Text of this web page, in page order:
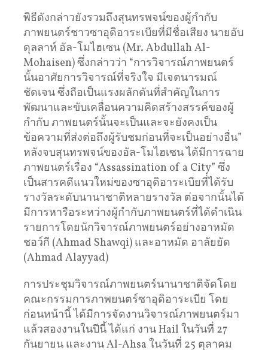
พิธีดังกล่าวยังรวมถึงสุนทรพจน์ของผู้กำกับ
ภาพยนตร์ชาวซาอุดิอาระเบียที่มีชื่อเสียง นายอับ
ดุลลาห์ อัล-โมไฮเซน (Mr. Abdullah Al-
Mohaisen) ซึ่งกล่าวว่า “การวิจารณ์ภาพยนตร์
นั้นอาศัยการวิจารณ์ที่จริงใจ มีเจตนารมณ์
ชัดเจน ซึ่งถือเป็นแรงผลักดันที่สำคัญในการ
พัฒนาและขับเคลื่อนความคิดสร้างสรรค์ของผู้
กำกับ ภาพยนตร์นั้นจะเป็นและจะยังคงเป็น
ข้อความที่ส่งต่อถึงผู้รับชมก่อนที่จะเป็นอย่างอื่น”
หลังจบสุนทรพจน์ของอัล-โมไฮเซน ได้มีการฉาย
ภาพยนตร์เรื่อง “Assassination of a City” ซึ่ง
เป็นสารคดีแนวใหม่ของซาอุดิอาระเบียที่ได้รับ
รางวัลระดับนานาชาติหลายรางวัล ต่อจากนั้นได้
มีการหารือระหว่างผู้กำกับภาพยนตร์ที่ได้ดำเนิน
รายการโดยนักวิจารณ์ภาพยนตร์อย่างอาหมัด
ชอว์กี (Ahmad Shawqi) และอาหมัด อาลัยยัด
(Ahmad Alayyad)
การประชุมวิจารณ์ภาพยนตร์นานาชาติจัดโดย
คณะกรรมการภาพยนตร์ซาอุดิอาระเบีย โดย
ก่อนหน้านี้ ได้มีการจัดงานวิจารณ์ภาพยนตร์มา
แล้วสองงานในปีนี้ ได้แก่ งาน Hail ในวันที่ 27
กันยายน และงาน Al-Ahsa ในวันที่ 25 ตุลาคม